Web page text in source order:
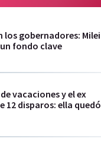
los gobernadores: Milei
fondo clave
vacaciones y el ex
12 disparos: ella quedó